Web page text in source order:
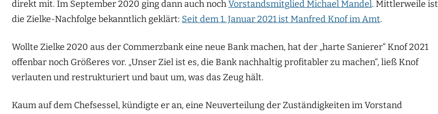
direkt mit. Im September 2020 ging dann auch nochVorstandsmitglied Michael Mandel. Mittlerweile ist
die Zielke-Nachfolge bekanntlich geklärt: Seit dem 1. Januar 2021 ist Manfred Knof im Amt.
Wollte Zielke 2020 aus der Commerzbank eine neue Bank machen, hat der „harte Sanierer“ Knof 2021
offenbar noch Größeres vor. „Unser Ziel ist es, die Bank nachhaltig profitabler zu machen“, ließ Knof
verlauten und restrukturiert und baut um, was das Zeug hält.
Kaum auf dem Chefsessel, kündigte er an, eine Neuverteilung der Zuständigkeiten im Vorstand